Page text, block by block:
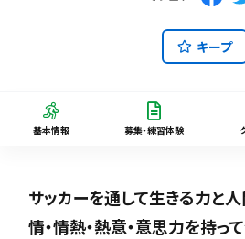
キープ
基本情報 募集・練習体験
サッカーを通して生きる力と
情・情熱・熱意・意思力を持っ